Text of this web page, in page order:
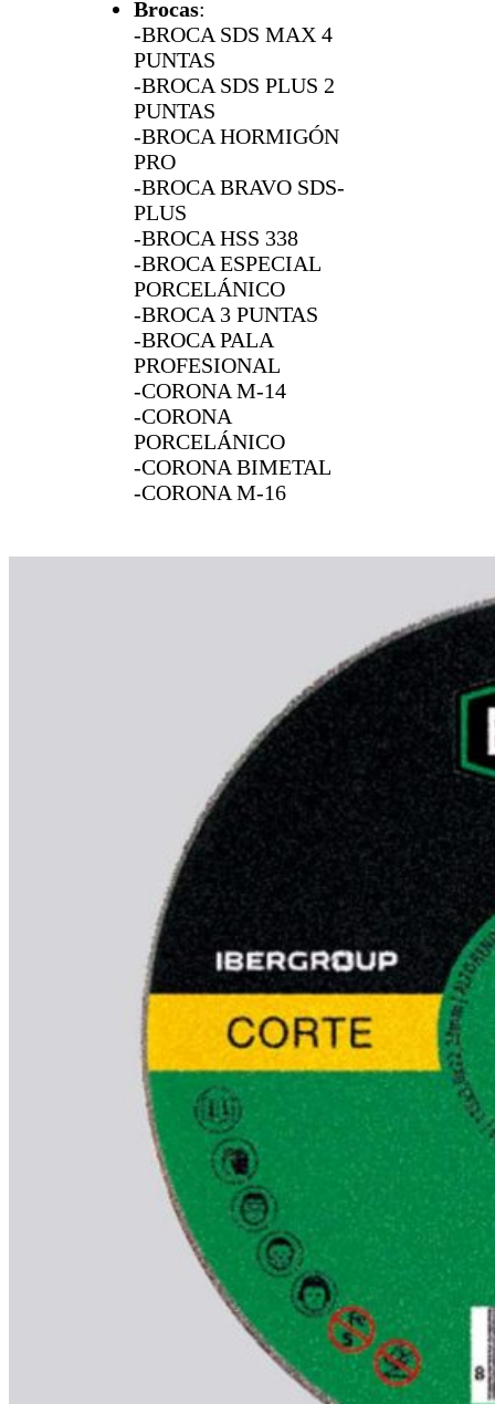
Brocas:
-BROCA SDS MAX 4
PUNTAS
-BROCA SDS PLUS 2
PUNTAS
-BROCA HORMIGÓN
PRO
-BROCA BRAVO SDS-
PLUS
-BROCA HSS 338
-BROCA ESPECIAL
PORCELÁNICO
-BROCA 3 PUNTAS
-BROCA PALA
PROFESIONAL
-CORONA M-14
-CORONA
PORCELÁNICO
-CORONA BIMETAL
-CORONA M-16